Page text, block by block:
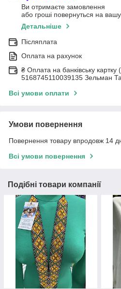
Ви отримаєте замовлення
або гроші повернуться на вашу
Детальніше
Післяплата
Оплата на рахунок
₴ Оплата на банківську картку
5168745110039135 Зельман
Всі умови оплати
Умови повернення
Повернення товару впродовж 14
Всі умови повернення
Подібні товари компанії